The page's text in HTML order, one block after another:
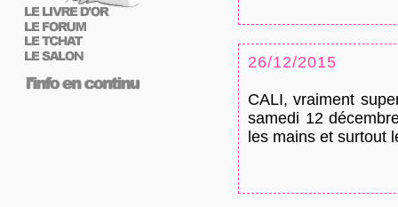
26/12/2015
CALI, vraiment
samedi 12
les mains et surtout